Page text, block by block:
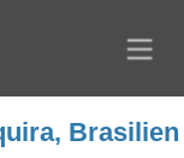
Brasilien